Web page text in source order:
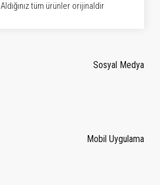
Aldığınız tüm ürünler orijinaldir
Sosyal Medya
Mobil Uygulama